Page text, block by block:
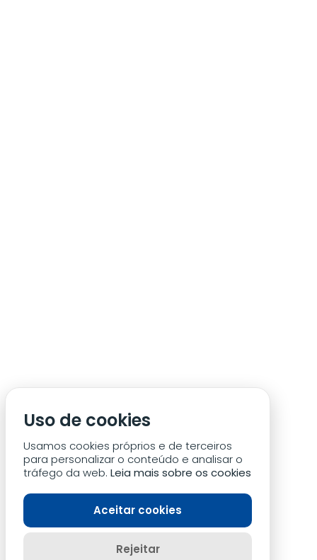
Uso de cookies
Usamos cookies próprios e de terceiros
para personalizar o conteúdo e analisar o
tráfego da web. Leia mais sobre os cookies
Aceitar cookies
Rejeitar